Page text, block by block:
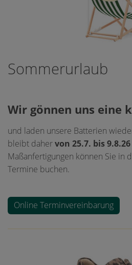
Sommerurlaub
Wir gönnen uns eine
und laden unsere Batterien
bleibt dahervon 25.7. bis 9.8.26
Maßanfertigungen können Sie in
Termine buchen.
Online Terminvereinbarung